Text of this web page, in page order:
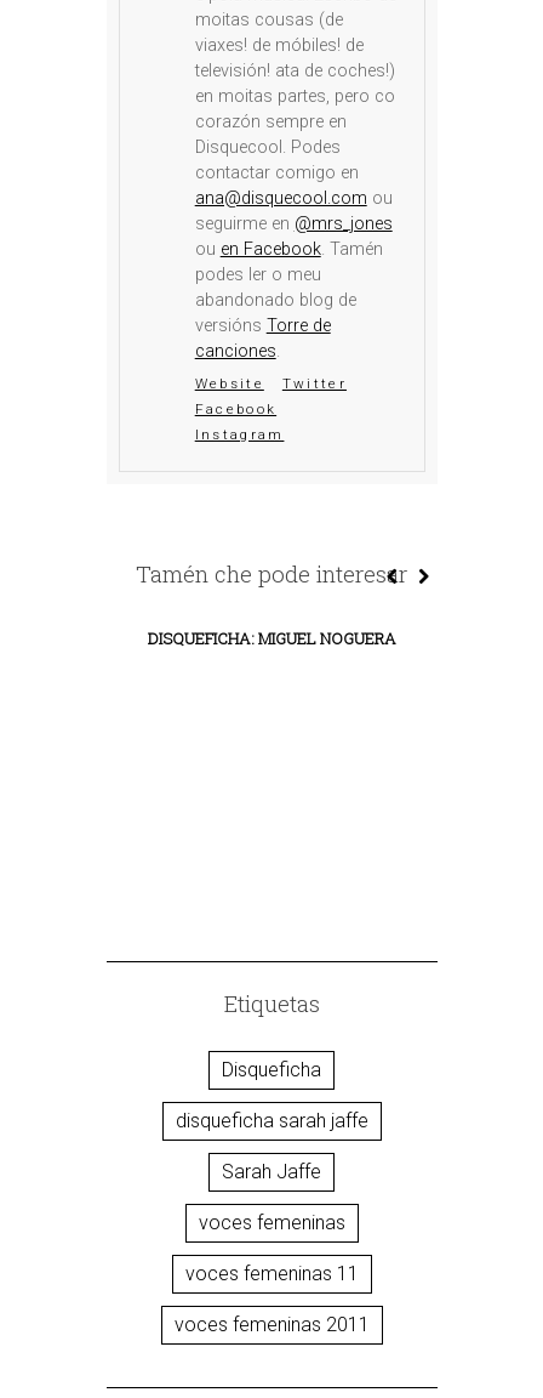
moitas cousas (de
viaxes! de móbiles! de
televisión! ata de coches!)
en moitas partes, pero co
corazón sempre en
Disquecool. Podes
contactar comigo en
ana@disquecool.com ou
seguirme en @mrs_jones
ou en Facebook. Tamén
podes ler o meu
abandonado blog de
versións Torre de
canciones.
Website
Twitter
Facebook
Instagram
Tamén che pode interesar
DISQUEFICHA: MIGUEL NOGUERA
Etiquetas
Disqueficha
disqueficha sarah jaffe
Sarah Jaffe
voces femeninas
voces femeninas 11
voces femeninas 2011